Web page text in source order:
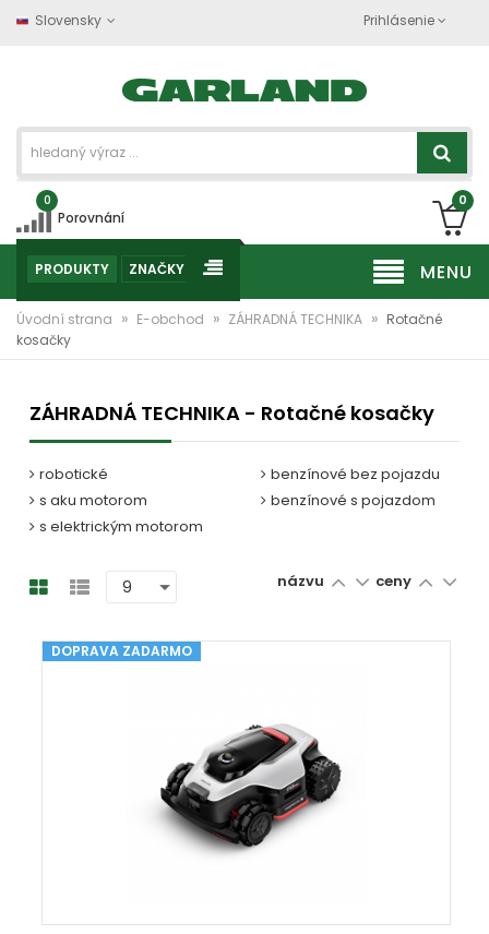
Slovensky Prihlásenie
0
Porovnání
0
MENU
PRODUKTY ZNAČKY
Úvodní strana » E-obchod » ZÁHRADNÁ TECHNIKA » Rotačné
kosačky
ZÁHRADNÁ TECHNIKA - Rotačné kosačky
robotické
s aku motorom
s elektrickým motorom
benzínové bez pojazdu
benzínové s pojazdom
názvu ceny
DOPRAVA ZADARMO